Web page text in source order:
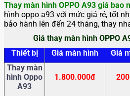
Thay màn hình OPPO A93 giá bao
hình oppo a93 với mức giá rẻ, tốt
bảo hành lên đến 24 tháng, thay
Giá thay màn hình OPPO
Thiết bị
Giá màn hình Giá
Thay màn
hình Oppo
A93
1.800.000đ